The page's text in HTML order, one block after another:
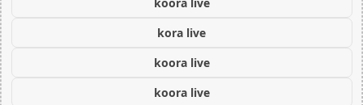
kora live
koora live
koora live